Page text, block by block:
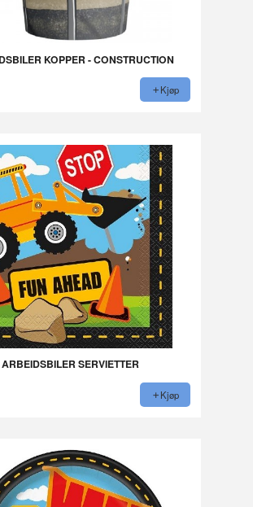
KOPPER - CONSTRUCTION
Kjøp
ARBEIDSBILER SERVIETTER
Kjøp